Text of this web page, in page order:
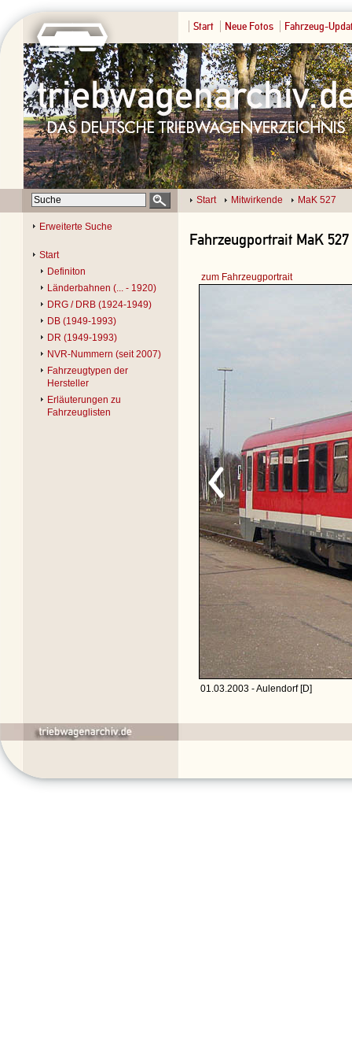
Start Neue Fotos Fahrzeug-
Start Mitwirkende MaK 527
Erweiterte Suche
Start
Definiton
Länderbahnen (... - 1920)
DRG / DRB (1924-1949)
DB (1949-1993)
DR (1949-1993)
NVR-Nummern (seit 2007)
Fahrzeugtypen der
Hersteller
Erläuterungen zu
Fahrzeuglisten
Fahrzeugportrait MaK
zum Fahrzeugportrait
01.03.2003 - Aulendorf [D]